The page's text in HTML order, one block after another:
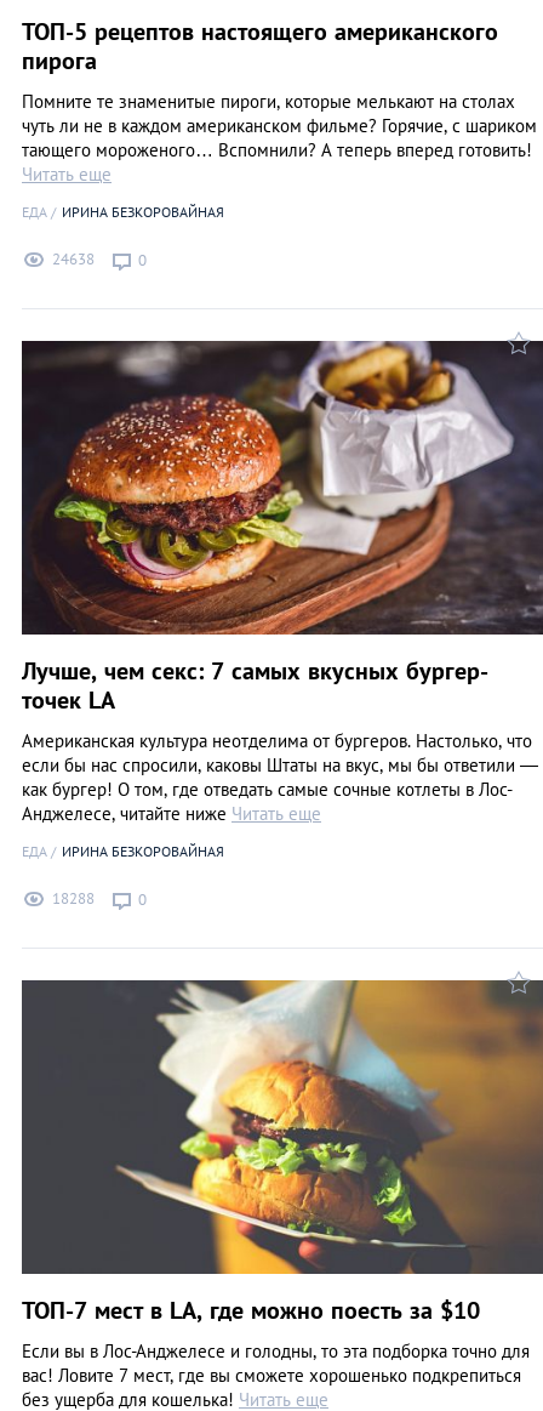
ТОП-5 рецептов настоящего американского
пирога
Помните те знаменитые пироги, которые мелькают на столах
чуть ли не в каждом американском фильме? Горячие, с шариком
тающего мороженого… Вспомнили? А теперь вперед готовить!
Читать еще
ЕДА ИРИНА БЕЗКОРОВАЙНАЯ
24638 0
Лучше, чем секс: 7 самых вкусных бургер-
точек LA
Американская культура неотделима от бургеров. Настолько, что
если бы нас спросили, каковы Штаты на вкус, мы бы ответили —
как бургер! О том, где отведать самые сочные котлеты в Лос-
Анджелесе, читайте ниже Читать еще
ЕДА ИРИНА БЕЗКОРОВАЙНАЯ
18288 0
ТОП-7 мест в LA, где можно поесть за $10
Если вы в Лос-Анджелесе и голодны, то эта подборка точно для
вас! Ловите 7 мест, где вы сможете хорошенько подкрепиться
без ущерба для кошелька! Читать еще